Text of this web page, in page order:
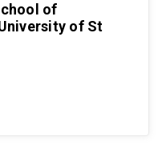
of
of St